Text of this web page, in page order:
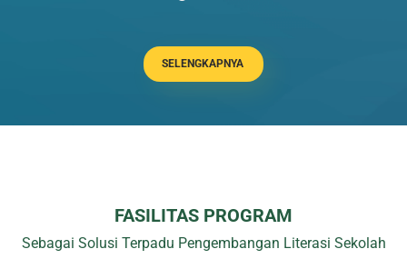
SELENGKAPNYA
FASILITAS PROGRAM
Sebagai Solusi Terpadu Pengembangan Literasi Sekolah